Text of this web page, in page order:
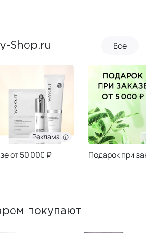
Shop.ru Все
Реклама
от 50 000 ₽ Подарок при
покупают